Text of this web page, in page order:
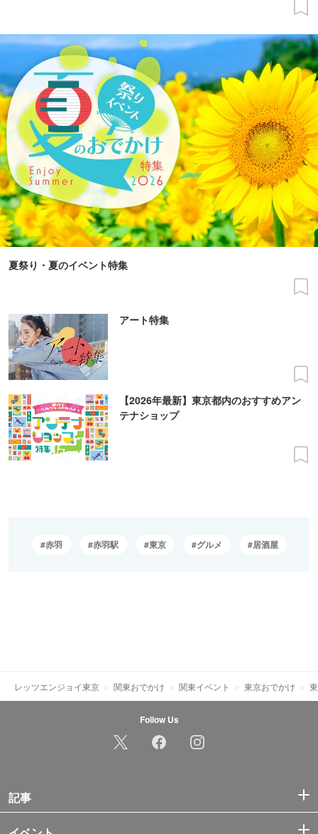
夏祭り・夏のイベント特集
アート特集
【2026年最新】東京都内のおすすめアン
テナショップ
赤羽 赤羽駅 東京 グルメ 居酒屋
レッツエンジョイ東京 関東おでかけ 関東イベント 東京おでかけ
Follow Us
記事